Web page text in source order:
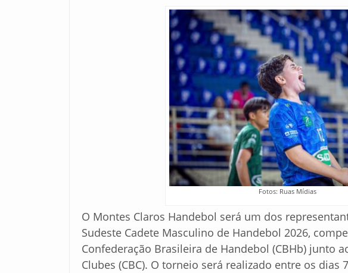
Fotos: Ruas Mídias
O Montes Claros Handebol será um dos
Sudeste Cadete Masculino de Handebol 2026,
Confederação Brasileira de Handebol (CBHb) junto
Clubes (CBC). O torneio será realizado entre os dias